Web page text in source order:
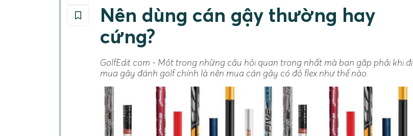
Nên dùng cán gậy thường hay
cứng?
GolfEdit.com - Một trong những câu hỏi quan trọng nhất mà bạn gặp phải khi đi
mua gậy đánh golf chính là nên mua cán gậy có độ flex như thế nào.